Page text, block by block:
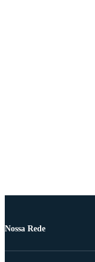
Nossa Rede